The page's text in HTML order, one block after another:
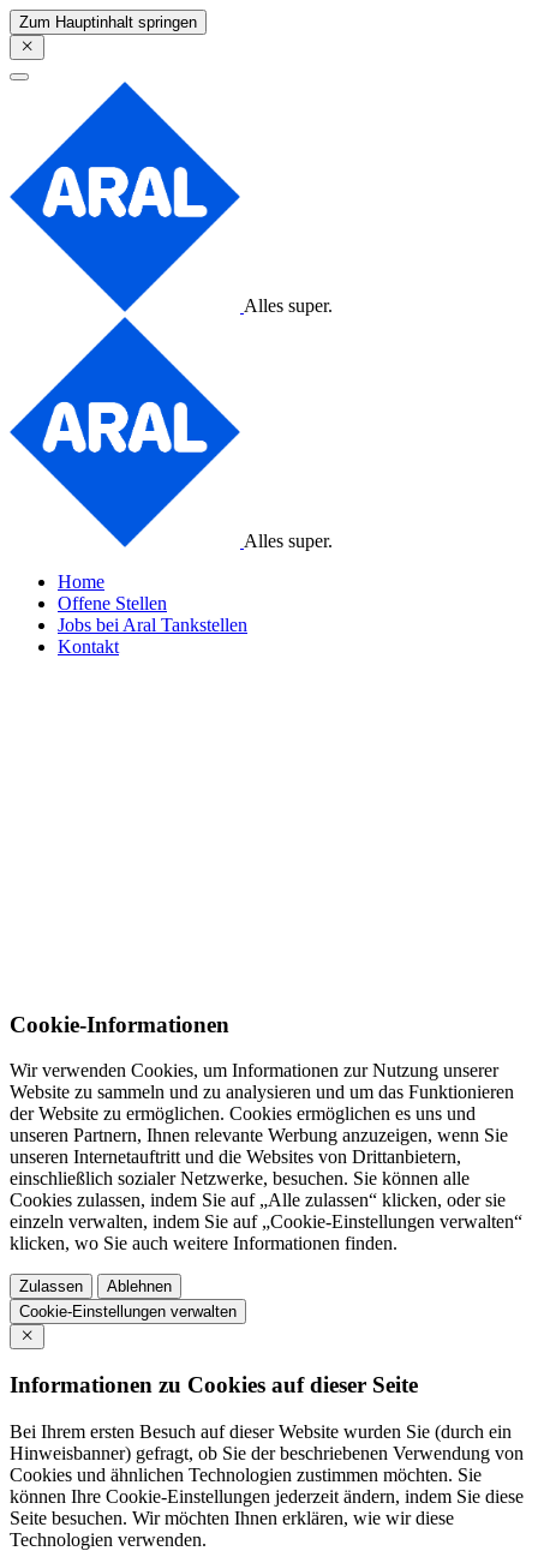
Zum Hauptinhalt springen
Alles super.
Alles super.
Home
Offene Stellen
Jobs bei Aral Tankstellen
Kontakt
Cookie-Informationen
Wir verwenden Cookies, um Informationen zur Nutzung unserer
Website zu sammeln und zu analysieren und um das Funktionieren
der Website zu ermöglichen. Cookies ermöglichen es uns und
unseren Partnern, Ihnen relevante Werbung anzuzeigen, wenn Sie
unseren Internetauftritt und die Websites von Drittanbietern,
einschließlich sozialer Netzwerke, besuchen. Sie können alle
Cookies zulassen, indem Sie auf „Alle zulassen“ klicken, oder sie
einzeln verwalten, indem Sie auf „Cookie-Einstellungen verwalten“
klicken, wo Sie auch weitere Informationen finden.
Zulassen
Ablehnen
Cookie-Einstellungen verwalten
Informationen zu Cookies auf dieser Seite
Bei Ihrem ersten Besuch auf dieser Website wurden Sie (durch ein
Hinweisbanner) gefragt, ob Sie der beschriebenen Verwendung von
Cookies und ähnlichen Technologien zustimmen möchten. Sie
können Ihre Cookie-Einstellungen jederzeit ändern, indem Sie diese
Seite besuchen. Wir möchten Ihnen erklären, wie wir diese
Technologien verwenden.